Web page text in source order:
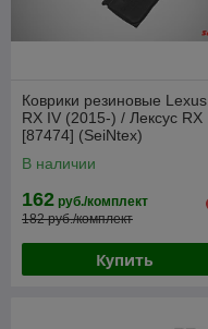
Коврики резиновые Lexus
RX IV (2015-) / Лексус RX
[87474] (SeiNtex)
В наличии
162 руб./комплект
182 руб./комплект
Купить